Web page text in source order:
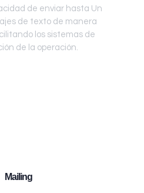
de enviar hasta Un
de texto de manera
los sistemas de
de la operación.
Mailing